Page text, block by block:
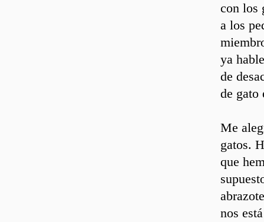
con los
a los
ya
de
de gato
Me
gatos.
que
nos